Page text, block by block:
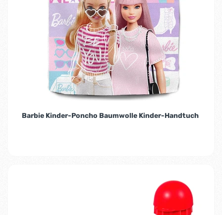
Barbie Kinder-Poncho Baumwolle Kinder-Handtuch